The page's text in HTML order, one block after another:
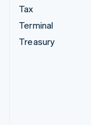
Tax
Terminal
Treasury